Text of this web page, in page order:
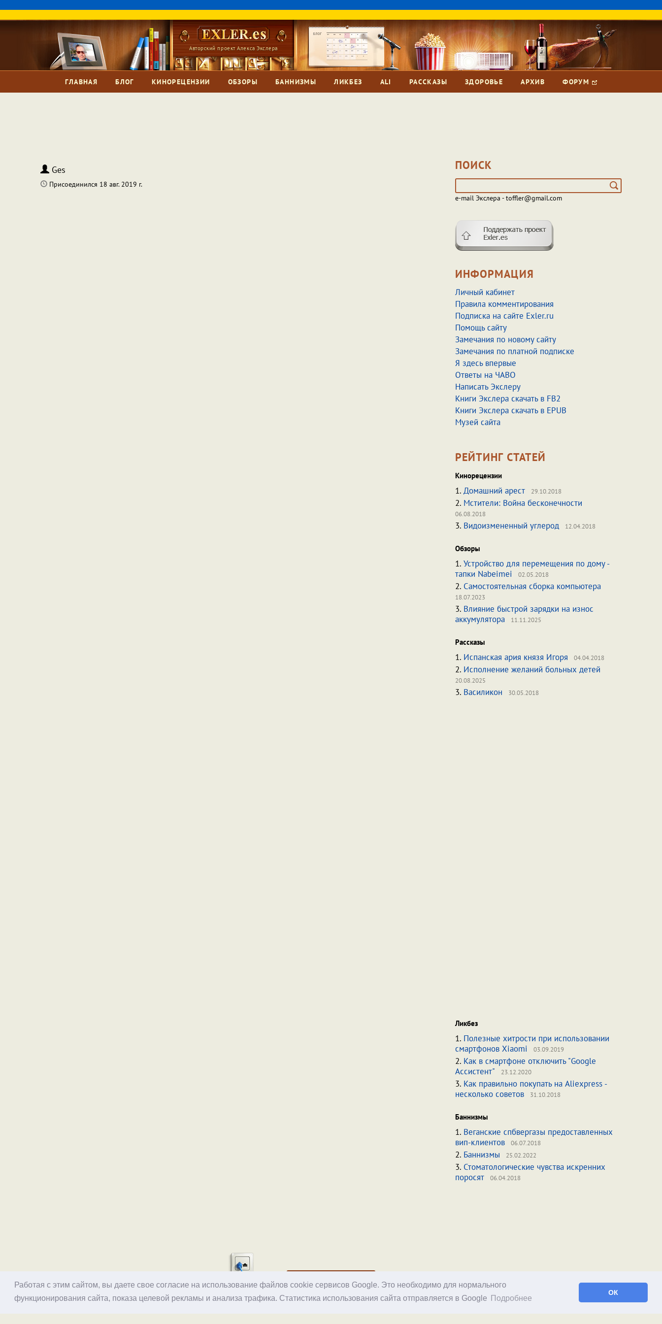
Работая с этим сайтом, вы даете свое согласие на использование файлов cookie сервисов Google. Это необходимо для нормального
функционирования сайта, показа целевой рекламы и анализа трафика. Статистика использования сайта отправляется в Google
Подробнее
ОК
Авторский проект Алекса Экслера
ГЛАВНАЯ БЛОГ КИНОРЕЦЕНЗИИ ОБЗОРЫ БАННИЗМЫ ЛИКБЕЗ ALI РАССКАЗЫ ЗДОРОВЬЕ АРХИВ ФОРУМ
Ges
Присоединился 18 авг. 2019 г.
ПОИСК
e-mail Экслера - toffler@gmail.com
ИНФОРМАЦИЯ
Личный кабинет
Правила комментирования
Подписка на сайте Exler.ru
Помощь сайту
Замечания по новому сайту
Замечания по платной подписке
Я здесь впервые
Ответы на ЧАВО
Написать Экслеру
Книги Экслера скачать в FB2
Книги Экслера скачать в EPUB
Музей сайта
РЕЙТИНГ СТАТЕЙ
Кинорецензии
1. Домашний арест 29.10.2018
2. Мстители: Война бесконечности
06.08.2018
3. Видоизмененный углерод 12.04.2018
Обзоры
1. Устройство для перемещения по дому -
тапки Nabeimei
02.05.2018
2. Самостоятельная сборка компьютера
18.07.2023
3. Влияние быстрой зарядки на износ
аккумулятора
11.11.2025
Рассказы
1. Испанская ария князя Игоря 04.04.2018
2. Исполнение желаний больных детей
20.08.2025
3. Василикон 30.05.2018
Ликбез
1. Полезные хитрости при использовании
смартфонов Xiaomi
03.09.2019
2. Как в смартфоне отключить "Google
Ассистент"
23.12.2020
3. Как правильно покупать на Aliexpress -
несколько советов
31.10.2018
Баннизмы
1. Веганские спбвергазы предоставленных
вип-клиентов
06.07.2018
2. Баннизмы 25.02.2022
3. Стоматологические чувства искренних
поросят
06.04.2018
© 1998–2026 Alex Exler RSS блога